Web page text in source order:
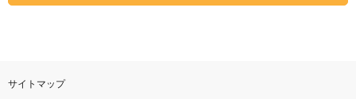
サイトマップ